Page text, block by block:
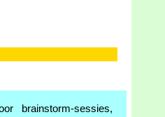
brainstorm-sessies,